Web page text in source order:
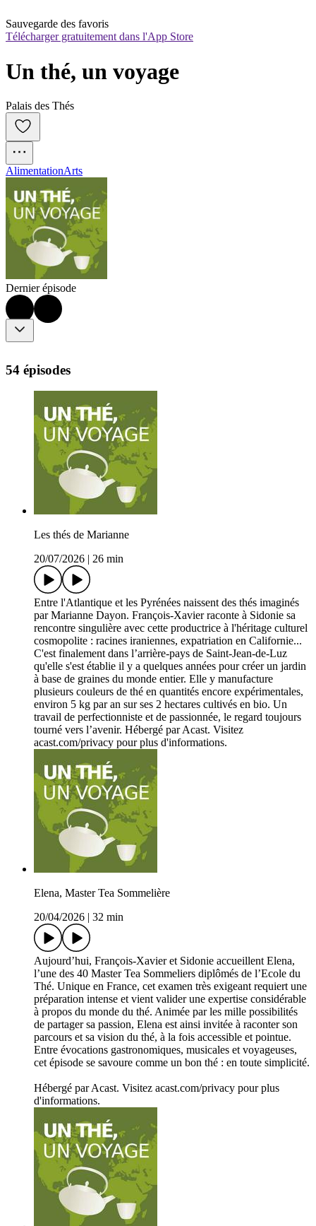
Sauvegarde des favoris
Télécharger gratuitement dans l'App Store
Un thé, un voyage
Palais des Thés
AlimentationArts
Dernier épisode
54 épisodes
Les thés de Marianne
20/07/2026
26 min
Entre l'Atlantique et les Pyrénées naissent des thés imaginés
par Marianne Dayon. François-Xavier raconte à Sidonie sa
rencontre singulière avec cette productrice à l'héritage culturel
cosmopolite : racines iraniennes, expatriation en Californie...
C'est finalement dans l’arrière-pays de Saint-Jean-de-Luz
qu'elle s'est établie il y a quelques années pour créer un jardin
à base de graines du monde entier. Elle y manufacture
plusieurs couleurs de thé en quantités encore expérimentales,
environ 5 kg par an sur ses 2 hectares cultivés en bio. Un
travail de perfectionniste et de passionnée, le regard toujours
tourné vers l’avenir. Hébergé par Acast. Visitez
acast.com/privacy pour plus d'informations.
Elena, Master Tea Sommelière
20/04/2026
32 min
Aujourd’hui, François-Xavier et Sidonie accueillent Elena,
l’une des 40 Master Tea Sommeliers diplômés de l’Ecole du
Thé. Unique en France, cet examen très exigeant requiert une
préparation intense et vient valider une expertise considérable
à propos du monde du thé. Animée par les mille possibilités
de partager sa passion, Elena est ainsi invitée à raconter son
parcours et sa vision du thé, à la fois accessible et pointue.
Entre évocations gastronomiques, musicales et voyageuses,
cet épisode se savoure comme un bon thé : en toute simplicité.
Hébergé par Acast. Visitez acast.com/privacy pour plus
d'informations.